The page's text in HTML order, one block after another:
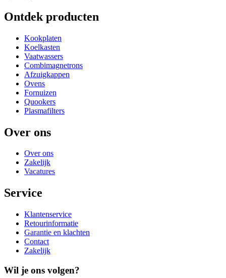
Ontdek producten
Kookplaten
Koelkasten
Vaatwassers
Combimagnetrons
Afzuigkappen
Ovens
Fornuizen
Quookers
Plasmafilters
Over ons
Over ons
Zakelijk
Vacatures
Service
Klantenservice
Retourinformatie
Garantie en klachten
Contact
Zakelijk
Wil je ons volgen?